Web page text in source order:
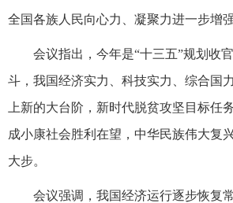
全国各族人民向心力、凝聚力进一步增强
会议指出，今年是“十三五”规划收
斗，我国经济实力、科技实力、综合国
上新的大台阶，新时代脱贫攻坚目标任
成小康社会胜利在望，中华民族伟大复
大步。
会议强调，我国经济运行逐步恢复